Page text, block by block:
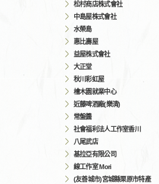
松村商店株式會社
中島屋株式會社
水榮島
惠比壽屋
益屋株式會社
大正堂
秋川彩虹屋
檜木園就業中心
近藤啤酒廠(樂清)
常盤醬
社會福利法人工作室香川
八尾武店
基拉亞有限公司
線工作室 Mori
(友善城市)宮城縣栗原市特產